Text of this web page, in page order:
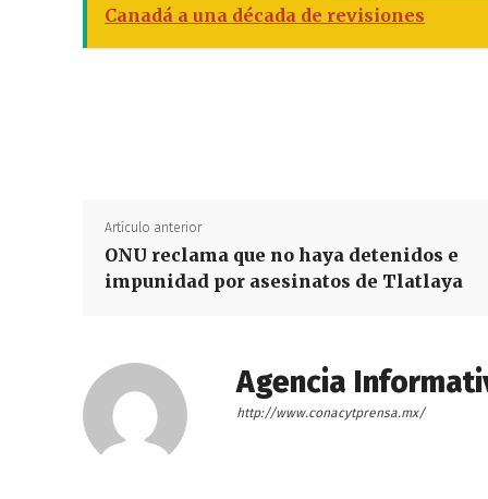
Canadá a una década de revisiones
Artículo anterior
ONU reclama que no haya detenidos e
impunidad por asesinatos de Tlatlaya
Agencia
http://www.conacytprensa.mx/